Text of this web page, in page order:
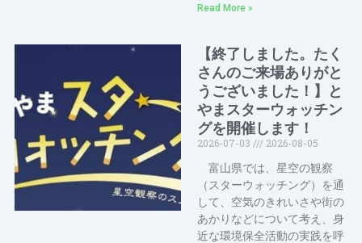
Read More »
【終了しました。たく
さんのご来場ありがと
うございました！】と
やまスターウォッチン
グを開催します！
2026-07-03
2026-08-05
富山県では、星空の観察
（スターウォッチング）を通
して、空気のきれいさや街の
あかりなどについて考え、身
近な環境保全活動の実践を呼